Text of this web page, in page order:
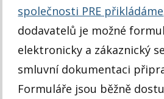
společnosti PRE přikládáme
dodavatelů je možné
elektronicky a zákaznický
smluvní dokumentaci
Formuláře jsou běžně